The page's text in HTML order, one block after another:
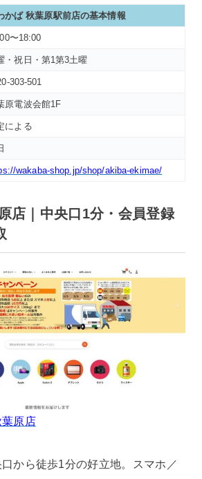
かば 秋葉原駅前店の基本情報
〜18:00
・祝日・第1第3土曜
303-501
原電波会館1F
による
wakaba-shop.jp/shop/akiba-ekimae/
店｜中央口1分・会員登録
原店
から徒歩1分の好立地。スマホ／